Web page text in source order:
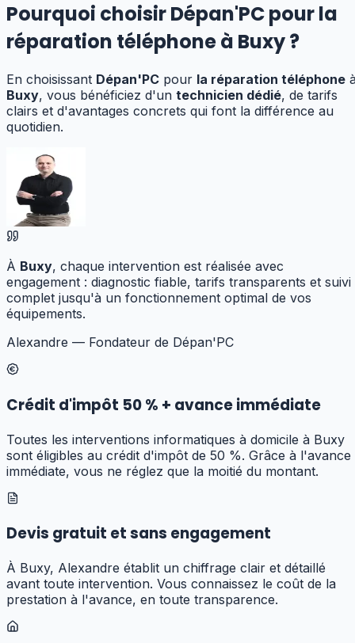
Pourquoi choisir Dépan'PC pourla
réparation téléphoneà Buxy?
En choisissant Dépan'PC pour la réparation téléphone
Buxy, vous bénéficiez d'un technicien dédié, de tarifs
clairs et d'avantages concrets qui font la différence au
quotidien.
À Buxy, chaque intervention est réalisée avec
engagement : diagnostic fiable, tarifs transparents et suivi
complet jusqu'à un fonctionnement optimal de vos
équipements.
Alexandre — Fondateur de Dépan'PC
Crédit d'impôt 50 % + avance immédiate
Toutes les interventions informatiques à domicile à Buxy
sont éligibles au crédit d'impôt de 50 %. Grâce à l'avance
immédiate, vous ne réglez que la moitié du montant.
Devis gratuit et sans engagement
À Buxy, Alexandre établit un chiffrage clair et détaillé
avant toute intervention. Vous connaissez le coût de la
prestation à l'avance, en toute transparence.